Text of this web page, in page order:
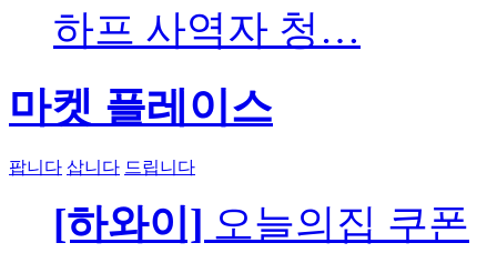
하프 사역자 청…
마켓 플레이스
팝니다 삽니다 드립니다
[하와이] 오늘의집 쿠폰